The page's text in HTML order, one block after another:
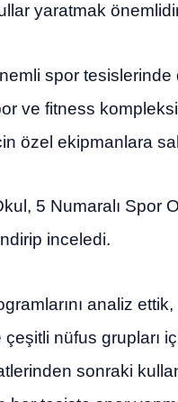
yaratmak
spor tesislerinde
ve fitness
özel ekipmanlara
5 Numaralı Spor
inceledi.
analiz
nüfus grupları
sonraki